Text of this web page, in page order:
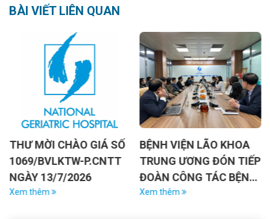
BÀI VIẾT LIÊN QUAN
THƯ MỜI CHÀO GIÁ SỐ
1069/BVLKTW-P.CNTT
NGÀY 13/7/2026
Xem thêm
BỆNH VIỆN LÃO KHOA
TRUNG ƯƠNG ĐÓN TIẾP
ĐOÀN CÔNG TÁC BỆNH
VIỆN ĐA KHOA QUỐC TẾ
Xem thêm